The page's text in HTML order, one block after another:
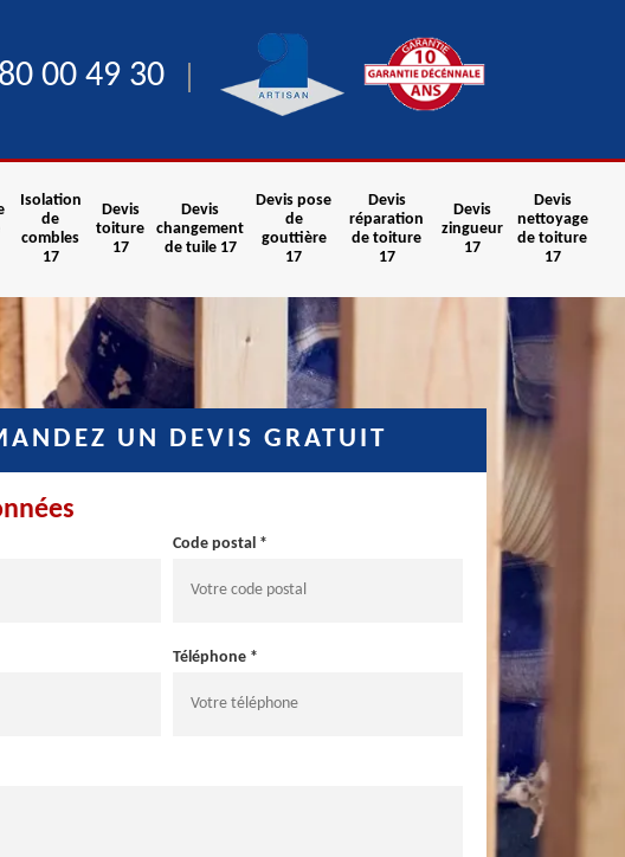
00 49 30
Isolation
de
combles
17
Devis
toiture
17
Devis
changement
de tuile 17
Devis pose
de
gouttière
17
Devis
réparation
de toiture
17
Devis
zingueur
17
Devis
nettoyage
de toiture
17
UN DEVIS GRATUIT
Code postal *
Téléphone *